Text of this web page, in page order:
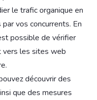
le trafic organique en
vos concurrents. En
possible de vérifier
vers les sites web
découvrir des
que des mesures